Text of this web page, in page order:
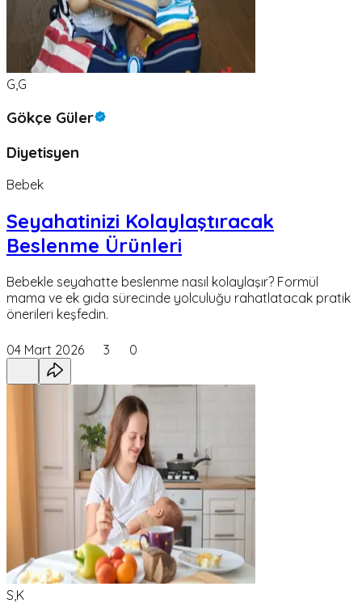
G,G
Gökçe Güler
Diyetisyen
Bebek
Seyahatinizi Kolaylaştıracak
Beslenme Ürünleri
Bebekle seyahatte beslenme nasıl kolaylaşır? Formül
mama ve ek gıda sürecinde yolculuğu rahatlatacak pratik
önerileri keşfedin.
04 Mart 2026 3 0
S,K